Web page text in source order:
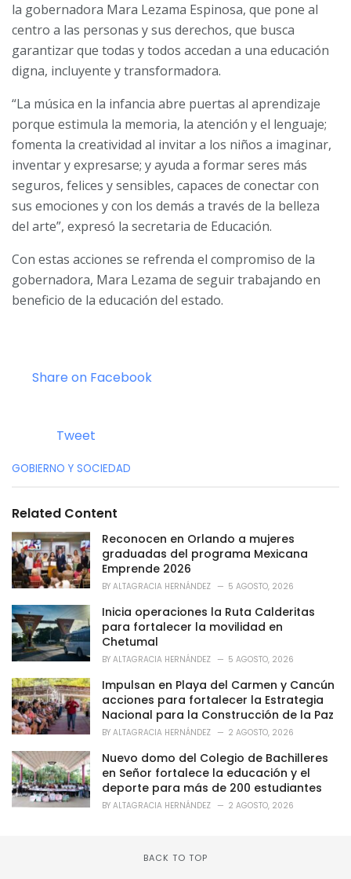
la gobernadora Mara Lezama Espinosa, que pone al
centro a las personas y sus derechos, que busca
garantizar que todas y todos accedan a una educación
digna, incluyente y transformadora.
“La música en la infancia abre puertas al aprendizaje
porque estimula la memoria, la atención y el lenguaje;
fomenta la creatividad al invitar a los niños a imaginar,
inventar y expresarse; y ayuda a formar seres más
seguros, felices y sensibles, capaces de conectar con
sus emociones y con los demás a través de la belleza
del arte”, expresó la secretaria de Educación.
Con estas acciones se refrenda el compromiso de la
gobernadora, Mara Lezama de seguir trabajando en
beneficio de la educación del estado.
Share on Facebook
Tweet
C
e
o
r
i
e
:
GOBIERNO Y SOCIEDAD
Related Content
Reconocen en Orlando a mujeres
graduadas del programa Mexicana
Emprende 2026
BY ALTAGRACIA HERNÁNDEZ 5 AGOSTO, 2026
Inicia operaciones la Ruta Calderitas
para fortalecer la movilidad en
Chetumal
BY ALTAGRACIA HERNÁNDEZ 5 AGOSTO, 2026
Impulsan en Playa del Carmen y Cancún
acciones para fortalecer la Estrategia
Nacional para la Construcción de la Paz
BY ALTAGRACIA HERNÁNDEZ 2 AGOSTO, 2026
Nuevo domo del Colegio de Bachilleres
en Señor fortalece la educación y el
deporte para más de 200 estudiantes
BY ALTAGRACIA HERNÁNDEZ 2 AGOSTO, 2026
BACK TO TOP